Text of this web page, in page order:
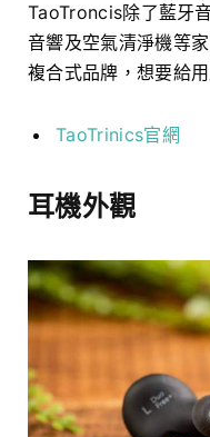
TaoTroncis除了藍牙
音響及空氣清淨機等
複合式品牌，想要給
TaoTrinics官網
耳機外觀